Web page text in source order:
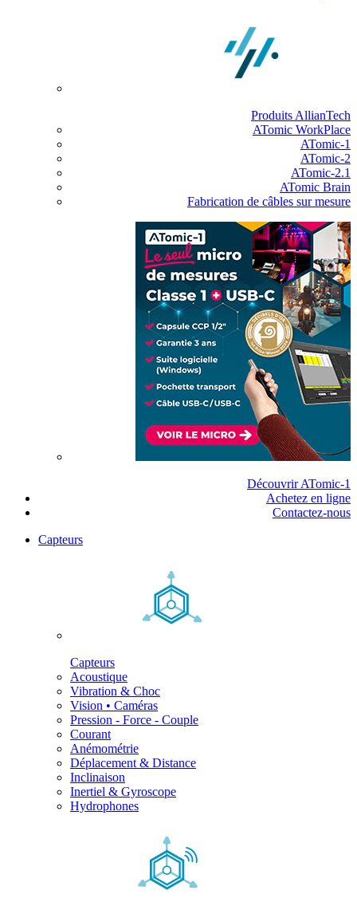
Produits AllianTech
ATomic WorkPlace
ATomic-1
ATomic-2
ATomic-2.1
ATomic Brain
Fabrication de câbles sur mesure
Découvrir ATomic-1
Achetez en ligne
Contactez-nous
Capteurs
Capteurs
Acoustique
Vibration & Choc
Vision • Caméras
Pression - Force - Couple
Courant
Anémométrie
Déplacement & Distance
Inclinaison
Inertiel & Gyroscope
Hydrophones